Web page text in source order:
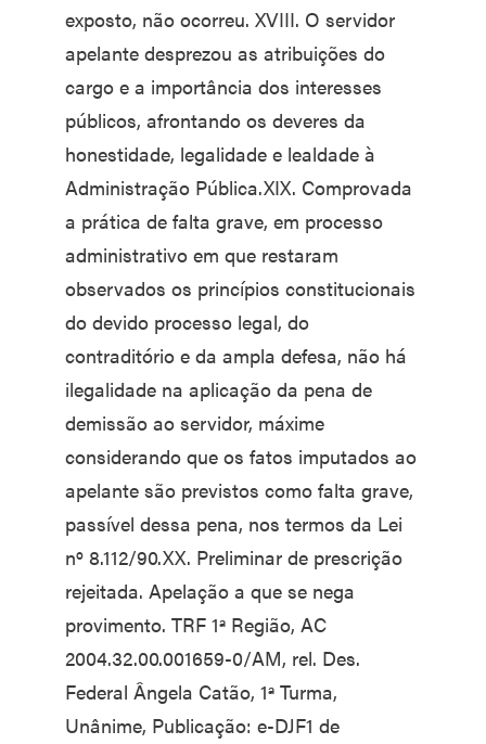
exposto, não ocorreu. XVIII. O servidor
apelante desprezou as atribuições do
cargo e a importância dos interesses
públicos, afrontando os deveres da
honestidade, legalidade e lealdade à
Administração Pública.XIX. Comprovada
a prática de falta grave, em processo
administrativo em que restaram
observados os princípios constitucionais
do devido processo legal, do
contraditório e da ampla defesa, não há
ilegalidade na aplicação da pena de
demissão ao servidor, máxime
considerando que os fatos imputados ao
apelante são previstos como falta grave,
passível dessa pena, nos termos da Lei
nº 8.112/90.XX. Preliminar de prescrição
rejeitada. Apelação a que se nega
provimento. TRF 1ª Região, AC
2004.32.00.001659-0/AM, rel. Des.
Federal Ângela Catão, 1ª Turma,
Unânime, Publicação: e-DJF1 de